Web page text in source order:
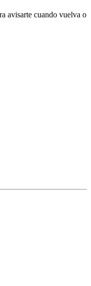
avisarte cuando vuelva o